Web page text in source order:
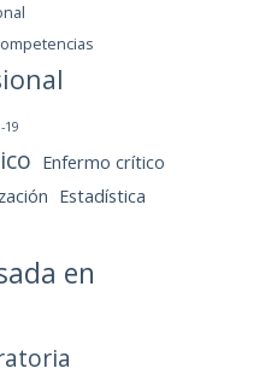
19
Enfermo crítico
Estadística
en